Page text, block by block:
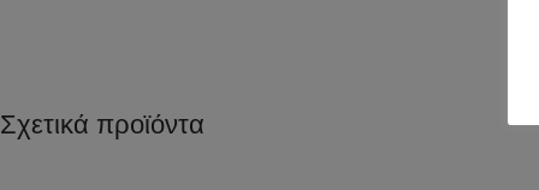
Σχετικά προϊόντα